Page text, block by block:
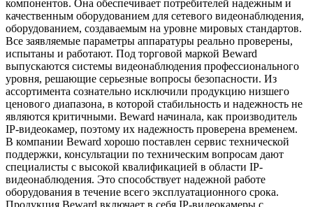
компонентов. Она обеспечивает потребителей надежным и
качественным оборудованием для сетевого видеонаблюдения,
оборудованием, создаваемым на уровне мировых стандартов.
Все заявляемые параметры аппаратуры реально проверены,
испытаны и работают. Под торговой маркой Beward
выпускаются системы видеонаблюдения профессионального
уровня, решающие серьезные вопросы безопасности. Из
ассортимента сознательно исключили продукцию низшего
ценового диапазона, в которой стабильность и надежность не
являются критичными. Beward начинала, как производитель
IP-видеокамер, поэтому их надежность проверена временем.
В компании Beward хорошо поставлен сервис технической
поддержки, консультации по техническим вопросам дают
специалисты с высокой квалификацией в области IP-
видеонаблюдения. Это способствует надежной работе
оборудования в течение всего эксплуатационного срока.